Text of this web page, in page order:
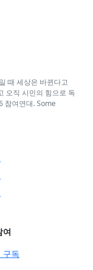
때 세상은 바뀐다고
오직 시민의 힘으로 독
참여연대. Some
여
구독